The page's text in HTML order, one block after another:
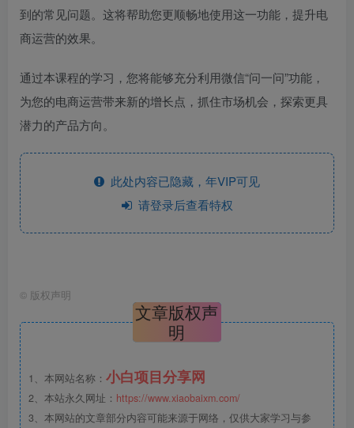
到的常见问题。这将帮助您更顺畅地使用这一功能，提升电
商运营的效果。
通过本课程的学习，您将能够充分利用微信“问一问”功能，
为您的电商运营带来新的增长点，抓住市场机会，探索更具
潜力的产品方向。
此处内容已隐藏，年VIP可见
请登录后查看特权
© 版权声明
文章版权声
明
1、本网站名称： 小白项目分享网
2、本站永久网址： https://www.xiaobaixm.com/
3、本网站的文章部分内容可能来源于网络，仅供大家学习与参